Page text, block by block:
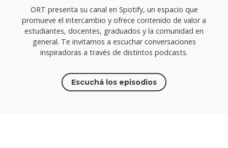
ORT presenta su canal en Spotify, un espacio que
promueve el intercambio y ofrece contenido de valor a
estudiantes, docentes, graduados y la comunidad en
general. Te invitamos a escuchar conversaciones
inspiradoras a través de distintos podcasts.
Escuchá los episodios